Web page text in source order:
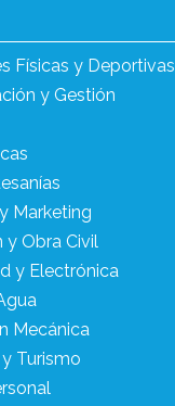
Físicas y Deportivas
y Gestión
Marketing
y Obra Civil
y Electrónica
Mecánica
Turismo